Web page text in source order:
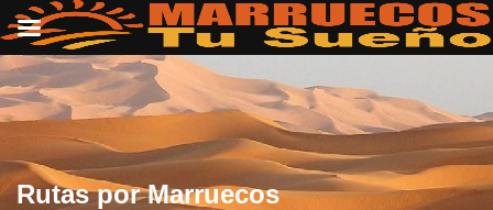
Rutas por Marruecos